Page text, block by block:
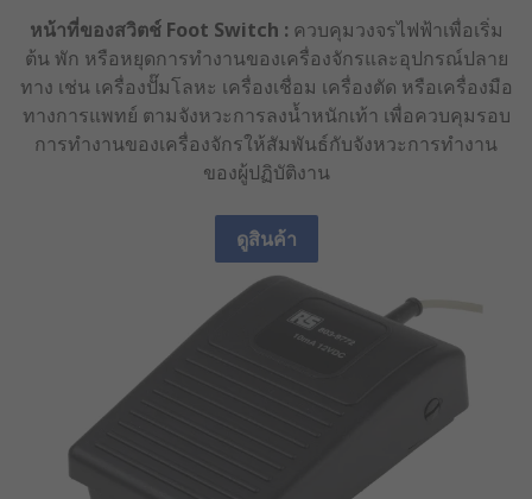
หน้าที่ของสวิตช์ Foot Switch : ควบคุมวงจรไฟฟ้าเพื่อเริ่ม
ต้น พัก หรือหยุดการทำงานของเครื่องจักรและอุปกรณ์ปลาย
ทาง เช่น เครื่องปั๊มโลหะ เครื่องเชื่อม เครื่องตัด หรือเครื่องมือ
ทางการแพทย์ ตามจังหวะการลงน้ำหนักเท้า เพื่อควบคุมรอบ
การทำงานของเครื่องจักรให้สัมพันธ์กับจังหวะการทำงาน
ของผู้ปฏิบัติงาน
ดูสินค้า